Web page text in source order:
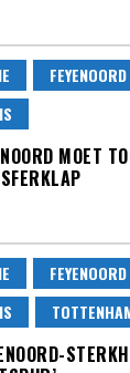
FEYENOORD
MOET
FEYENOORD